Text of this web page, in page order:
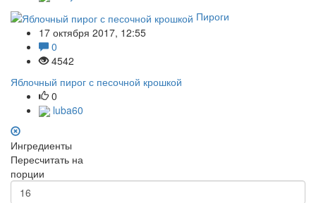
Пироги
17 октября 2017, 12:55
0
4542
Яблочный пирог с песочной крошкой
0
luba60
Ингредиенты
Пересчитать на
порции